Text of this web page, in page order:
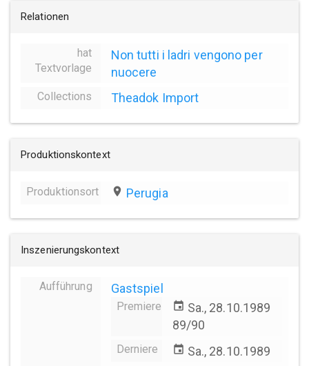
Relationen
hat
Textvorlage
Non tutti i ladri vengono per
nuocere
Collections Theadok Import
Produktionskontext
Produktionsort place Perugia
Inszenierungskontext
Aufführung Gastspiel
Premiere event Sa., 28.10.1989
89/90
Derniere event Sa., 28.10.1989